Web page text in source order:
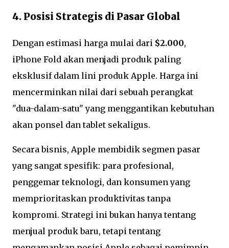
4. Posisi Strategis di Pasar Global
Dengan estimasi harga mulai dari $2.000,
iPhone Fold akan menjadi produk paling
eksklusif dalam lini produk Apple. Harga ini
mencerminkan nilai dari sebuah perangkat
"dua-dalam-satu" yang menggantikan kebutuhan
akan ponsel dan tablet sekaligus.
Secara bisnis, Apple membidik segmen pasar
yang sangat spesifik: para profesional,
penggemar teknologi, dan konsumen yang
memprioritaskan produktivitas tanpa
kompromi. Strategi ini bukan hanya tentang
menjual produk baru, tetapi tentang